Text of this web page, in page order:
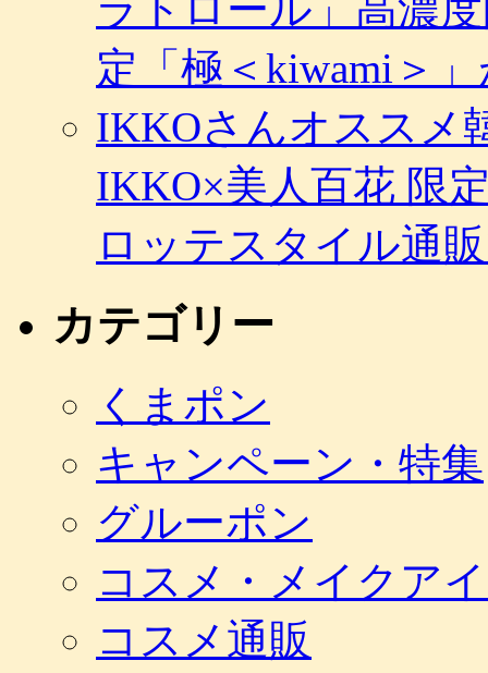
ラトロール」高濃
定「極＜kiwami＞
IKKOさんオススメ
IKKO×美人百花 限
ロッテスタイル通
カテゴリー
くまポン
キャンペーン・特集
グルーポン
コスメ・メイクア
コスメ通販